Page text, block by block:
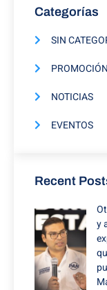
Categorías
SIN
NOTICIAS
EVENTOS
Recent
y